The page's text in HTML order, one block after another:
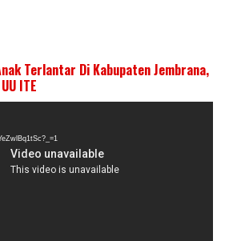
Terlantar Di Kabupaten Jembrana,
ITE